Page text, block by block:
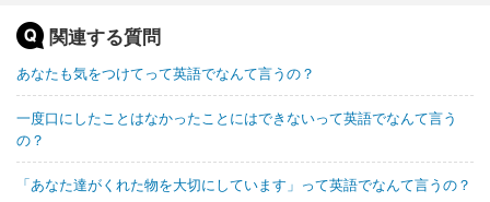
関連する質問
あなたも気をつけてって英語でなんて言うの？
一度口にしたことはなかったことにはできないって英語でなんて言う
の？
「あなた達がくれた物を大切にしています」って英語でなんて言うの？